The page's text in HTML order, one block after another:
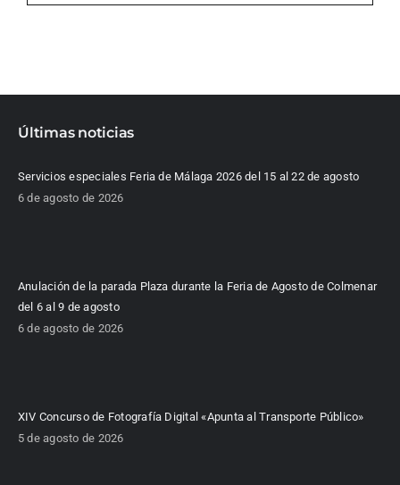
Últimas noticias
Servicios especiales Feria de Málaga 2026 del 15 al 22 de agosto
6 de agosto de 2026
Anulación de la parada Plaza durante la Feria de Agosto de Colmenar
del 6 al 9 de agosto
6 de agosto de 2026
XIV Concurso de Fotografía Digital «Apunta al Transporte Público»
5 de agosto de 2026